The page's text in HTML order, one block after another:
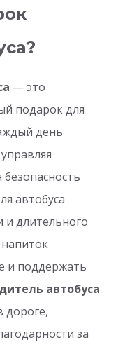
— это
подарок для
день
автобуса
и длительного
и поддержать
автобуса
дороге,
за